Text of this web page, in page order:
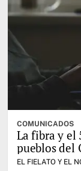
COMUNICADOS
La fibra y el
pueblos del
EL FIELATO Y EL